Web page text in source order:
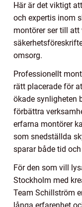
Här är det viktigt
och expertis inom
montörer ser till
omsorg.
Professionellt
rätt placerade för
ökade synligheten
förbättra
erfarna montörer
som snedställda
sparar både tid
För den som vill
Stockholm med
Team Schillström